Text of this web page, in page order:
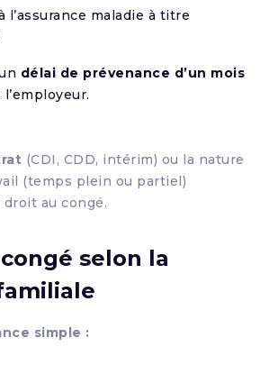
l’assurance maladie à titre
délai de prévenance d’un mois
(CDI, CDD, intérim) ou la nature
(temps plein ou partiel)
droit au congé.
selon la
simple :